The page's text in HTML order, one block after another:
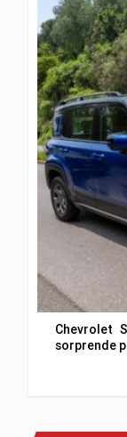
Chevrolet
sorprende